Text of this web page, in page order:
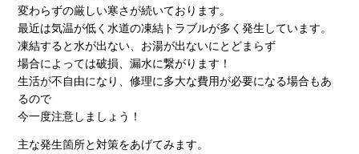
変わらずの厳しい寒さが続いております。
最近は気温が低く水道の凍結トラブルが多く発生しています。
凍結すると水が出ない、お湯が出ないにとどまらず
場合によっては破損、漏水に繋がります！
生活が不自由になり、修理に多大な費用が必要になる場合もあ
るので
今一度注意しましょう！
主な発生箇所と対策をあげてみます。